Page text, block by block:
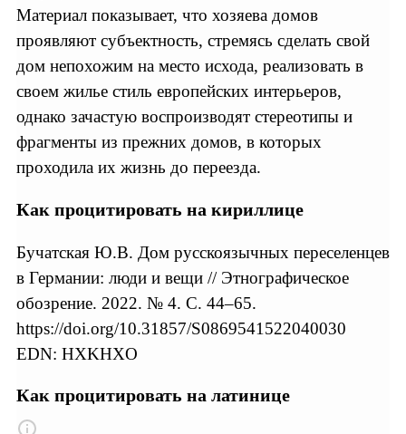
Материал показывает, что хозяева домов
проявляют субъектность, стремясь сделать свой
дом непохожим на место исхода, реализовать в
своем жилье стиль европейских интерьеров,
однако зачастую воспроизводят стереотипы и
фрагменты из прежних домов, в которых
проходила их жизнь до переезда.
Как процитировать на кириллице
Бучатская Ю.В. Дом русскоязычных переселенцев
в Германии: люди и вещи // Этнографическое
обозрение. 2022. № 4. С. 44–65.
https://doi.org/10.31857/S0869541522040030
EDN: HXKHXO
Как процитировать на латинице